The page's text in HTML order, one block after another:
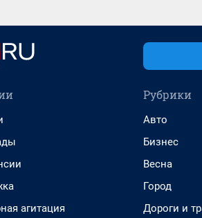
агитация
Рубрики
Авто
Бизнес
Весна
Город
Дороги и